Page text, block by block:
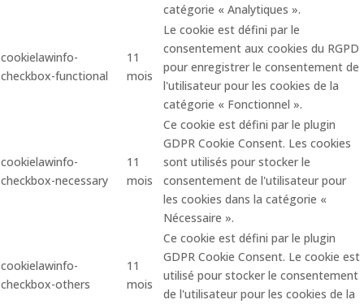
catégorie « Analytiques ».
cookielawinfo-
checkbox-functional
11
mois
Le cookie est défini par le
consentement aux cookies du RGPD
pour enregistrer le consentement de
l'utilisateur pour les cookies de la
catégorie « Fonctionnel ».
cookielawinfo-
checkbox-necessary
11
mois
Ce cookie est défini par le plugin
GDPR Cookie Consent. Les cookies
sont utilisés pour stocker le
consentement de l'utilisateur pour
les cookies dans la catégorie «
Nécessaire ».
cookielawinfo-
checkbox-others
11
mois
Ce cookie est défini par le plugin
GDPR Cookie Consent. Le cookie est
utilisé pour stocker le consentement
de l'utilisateur pour les cookies de la